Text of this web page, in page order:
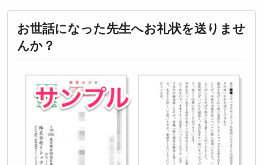
お世話になった先生へお礼状を送りませ
んか？